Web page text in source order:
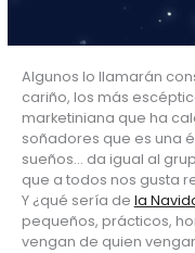
Algunos lo llamarán
cariño, los más
marketiniana que ha
soñadores que es una
sueños… da igual al
que a todos nos gusta
Y ¿qué sería de la
pequeños, prácticos,
vengan de quien